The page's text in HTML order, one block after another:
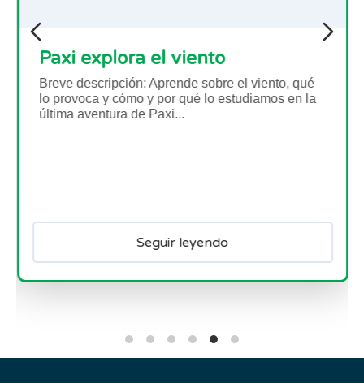
Astro agricultor
Breve descripción:En este conjunto de seis
actividades, los alumnos investigarán qué
factores afectan al crecimiento de las plantas y
Seguir leyendo